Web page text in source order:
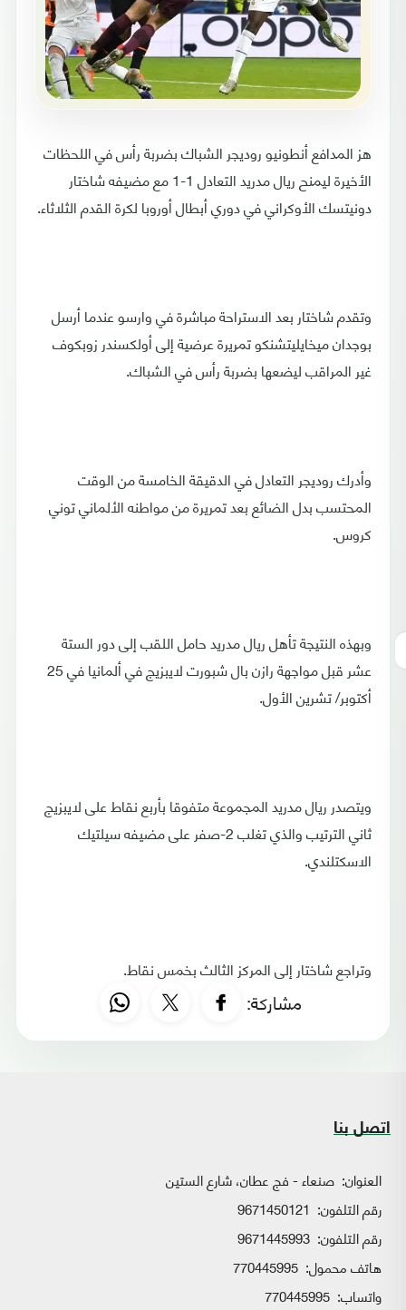
هز المدافع أنطونيو روديجر الشباك بضربة رأس في اللحظات
الأخيرة ليمنح ريال مدريد التعادل 1-1 مع مضيفه شاختار
دونيتسك الأوكراني في دوري أبطال أوروبا لكرة القدم الثلاثاء.
وتقدم شاختار بعد الاستراحة مباشرة في وارسو عندما أرسل
بوجدان ميخايليتشنكو تمريرة عرضية إلى أولكسندر زوبكوف
غير المراقب ليضعها بضربة رأس في الشباك.
وأدرك روديجر التعادل في الدقيقة الخامسة من الوقت
المحتسب بدل الضائع بعد تمريرة من مواطنه الألماني توني
كروس.
وبهذه النتيجة تأهل ريال مدريد حامل اللقب إلى دور الستة
عشر قبل مواجهة رازن بال شبورت لايبزيج في ألمانيا في 25
أكتوبر/ تشرين الأول.
ويتصدر ريال مدريد المجموعة متفوقا بأربع نقاط على لايبزيج
ثاني الترتيب والذي تغلب 2-صفر على مضيفه سيلتيك
الاسكتلندي.
وتراجع شاختار إلى المركز الثالث بخمس نقاط.
مشاركة:
اتصل بنا
العنوان: صنعاء - فج عطان، شارع الستين
رقم التلفون: 9671450121
رقم التلفون: 9671445993
هاتف محمول: 770445995
واتساب: